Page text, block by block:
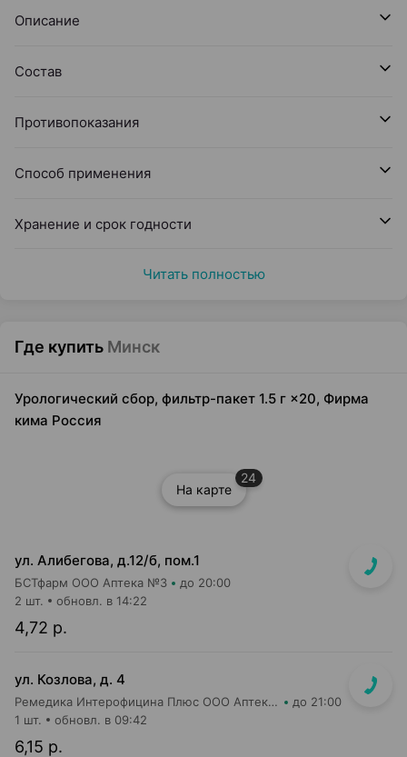
Описание
Состав
Противопоказания
Способ применения
Хранение и срок годности
Читать полностью
Где купить Минск
Урологический сбор, фильтр-пакет 1.5 г ×20, Фирма
кима Россия
На карте
24
ул. Алибегова, д.12/б, пом.1
БСТфарм ООО Аптека №3 до 20:00
4,72 р.
2 шт. обновл. в 14:22
ул. Козлова, д. 4
Ремедика Интерофицина Плюс ООО Аптека №1 до 21:00
6,15 р.
1 шт. обновл. в 09:42